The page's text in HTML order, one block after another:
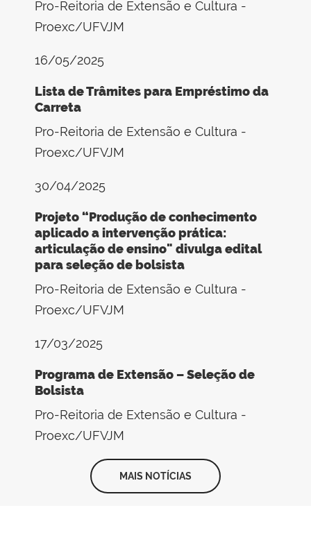
Pro-Reitoria de Extensão e Cultura -
Proexc/UFVJM
16/05/2025
Lista de Trâmites para Empréstimo da
Carreta
Pro-Reitoria de Extensão e Cultura -
Proexc/UFVJM
30/04/2025
Projeto “Produção de conhecimento
aplicado a intervenção prática:
articulação de ensino" divulga edital
para seleção de bolsista
Pro-Reitoria de Extensão e Cultura -
Proexc/UFVJM
17/03/2025
Programa de Extensão – Seleção de
Bolsista
Pro-Reitoria de Extensão e Cultura -
Proexc/UFVJM
MAIS NOTÍCIAS